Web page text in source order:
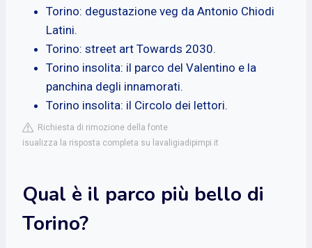
Torino: degustazione veg da Antonio Chiodi
Latini.
Torino: street art Towards 2030.
Torino insolita: il parco del Valentino e la
panchina degli innamorati.
Torino insolita: il Circolo dei lettori.
Richiesta di rimozione della fonte
isualizza la risposta completa su lavaligiadipimpi.it
Qual è il parco più bello di
Torino?